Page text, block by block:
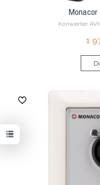
Monacor
Konwerter
1